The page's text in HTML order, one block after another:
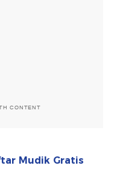
CONTENT
Mudik Gratis